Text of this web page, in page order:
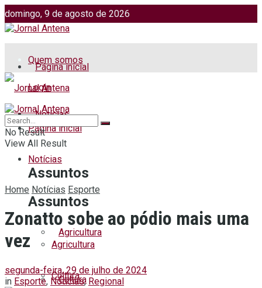
domingo, 9 de agosto de 2026
Jornalismo: (51) 98599 2486
Quem somos
Login
Página inicial
Notícias
Assuntos
Agricultura
Cultura
Página inicial
Notícias
Assuntos
Agricultura
Cultura
No Result
View All Result
Home Notícias Esporte
Zonatto sobe ao pódio mais uma
vez
segunda-feira, 29 de julho de 2024
in Esporte, Notícias, Regional